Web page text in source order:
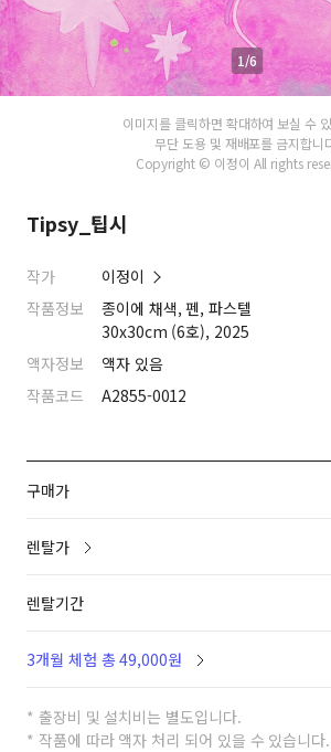
1/6
이미지를 클릭하면 확대하여 보실 수
무단 도용 및 재배포를 금지합니
Copyright © 이정이 All rights
Tipsy_팁시
작가
이정이
작품정보
종이에 채색, 펜, 파스텔
30x30cm (6호), 2025
액자정보
액자 있음
작품코드
A2855-0012
구매가
렌탈가
렌탈기간
3개월 체험 총 49,000원
* 출장비 및 설치비는 별도입니다.
* 작품에 따라 액자 처리 되어 있을 수 있습니다.